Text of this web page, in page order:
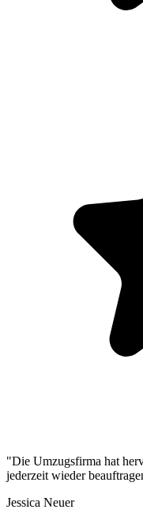
"Die Umzugsfirma hat
jederzeit wieder
Jessica Neuer